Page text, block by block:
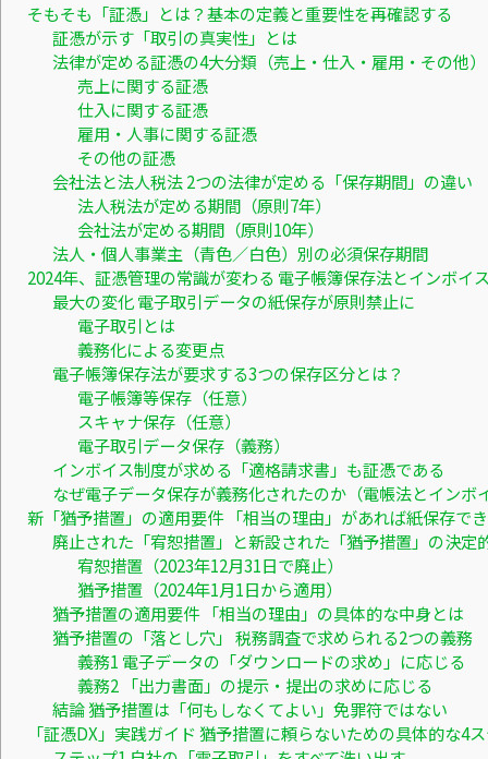
そもそも「証憑」とは？基本の定義と重要性を再確認する
証憑が示す「取引の真実性」とは
法律が定める証憑の4大分類（売上・仕入・雇用・その他）
売上に関する証憑
仕入に関する証憑
雇用・人事に関する証憑
その他の証憑
会社法と法人税法 2つの法律が定める「保存期間」の違い
法人税法が定める期間（原則7年）
会社法が定める期間（原則10年）
法人・個人事業主（青色／白色）別の必須保存期間
2024年、証憑管理の常識が変わる 電子帳簿保存法とインボイ
最大の変化 電子取引データの紙保存が原則禁止に
電子取引とは
義務化による変更点
電子帳簿保存法が要求する3つの保存区分とは？
電子帳簿等保存（任意）
スキャナ保存（任意）
電子取引データ保存（義務）
インボイス制度が求める「適格請求書」も証憑である
なぜ電子データ保存が義務化されたのか（電帳法とインボ
新「猶予措置」の適用要件 「相当の理由」があれば紙保存で
廃止された「宥恕措置」と新設された「猶予措置」の決定
宥恕措置（2023年12月31日で廃止）
猶予措置（2024年1月1日から適用）
猶予措置の適用要件 「相当の理由」の具体的な中身とは
猶予措置の「落とし穴」 税務調査で求められる2つの義務
義務1 電子データの「ダウンロードの求め」に応じる
義務2 「出力書面」の提示・提出の求めに応じる
結論 猶予措置は「何もしなくてよい」免罪符ではない
「証憑DX」実践ガイド 猶予措置に頼らないための具体的な4